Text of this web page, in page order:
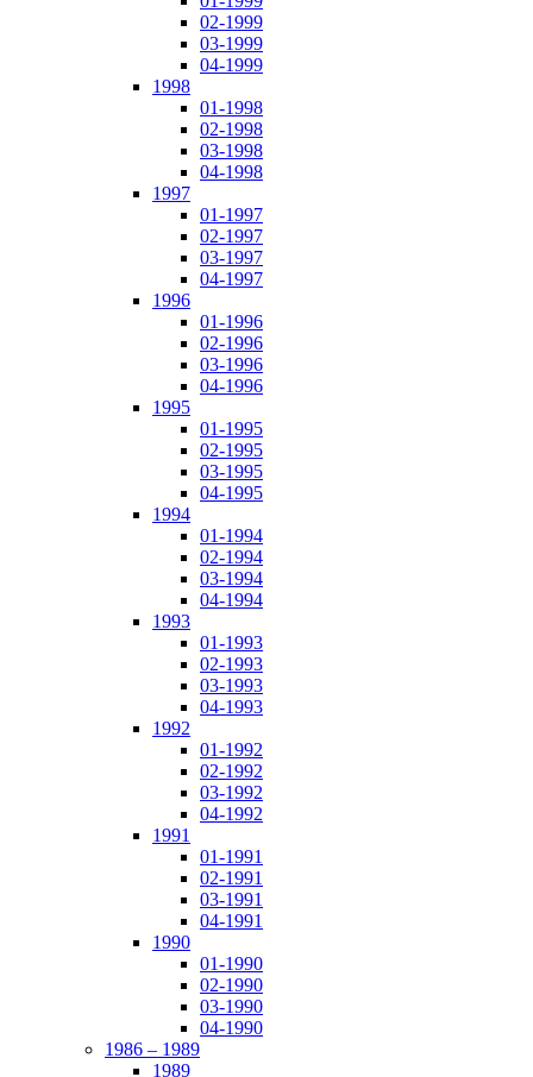
02-1999
03-1999
04-1999
1998
01-1998
02-1998
03-1998
04-1998
1997
01-1997
02-1997
03-1997
04-1997
1996
01-1996
02-1996
03-1996
04-1996
1995
01-1995
02-1995
03-1995
04-1995
1994
01-1994
02-1994
03-1994
04-1994
1993
01-1993
02-1993
03-1993
04-1993
1992
01-1992
02-1992
03-1992
04-1992
1991
01-1991
02-1991
03-1991
04-1991
1990
01-1990
02-1990
03-1990
04-1990
1986 – 1989
1989